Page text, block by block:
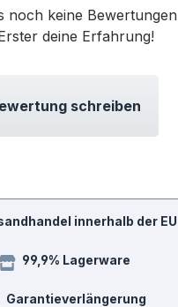
noch keine
deine Erfahrung!
schreiben
innerhalb der EU
99,9% Lagerware
Garantieverlängerung